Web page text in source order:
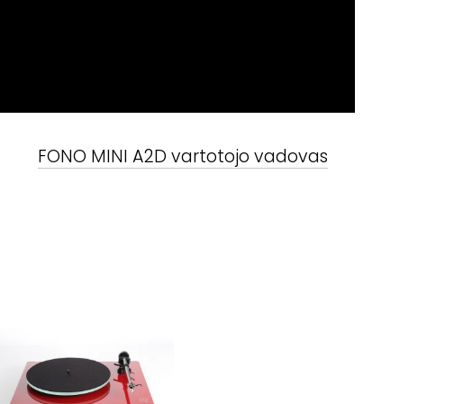
FONO MINI A2D vartotojo vadovas